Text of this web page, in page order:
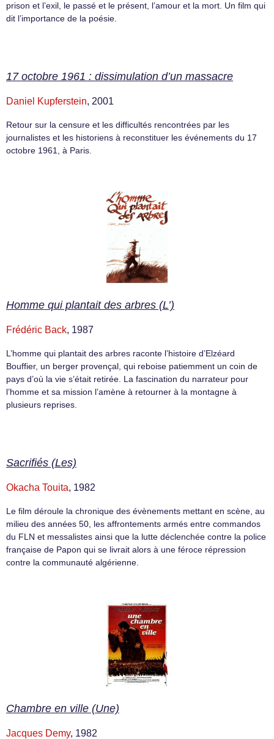
prison et l’exil, le passé et le présent, l’amour et la mort. Un film qui
dit l’importance de la poésie.
17 octobre 1961 : dissimulation d’un massacre
Daniel Kupferstein, 2001
Retour sur la censure et les difficultés rencontrées par les
journalistes et les historiens à reconstituer les événements du 17
octobre 1961, à Paris.
Homme qui plantait des arbres (L’)
Frédéric Back, 1987
L’homme qui plantait des arbres raconte l’histoire d’Elzéard
Bouffier, un berger provençal, qui reboise patiemment un coin de
pays d’où la vie s’était retirée. La fascination du narrateur pour
l’homme et sa mission l’amène à retourner à la montagne à
plusieurs reprises.
Sacrifiés (Les)
Okacha Touita, 1982
Le film déroule la chronique des évènements mettant en scène, au
milieu des années 50, les affrontements armés entre commandos
du FLN et messalistes ainsi que la lutte déclenchée contre la police
française de Papon qui se livrait alors à une féroce répression
contre la communauté algérienne.
Chambre en ville (Une)
Jacques Demy, 1982